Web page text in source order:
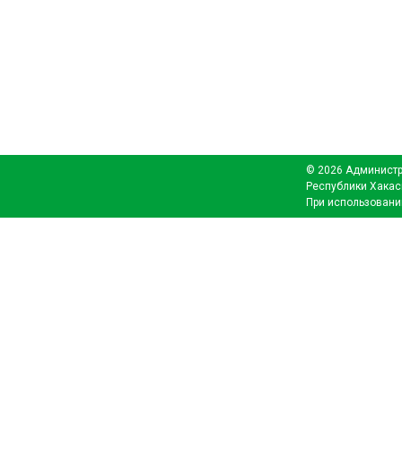
© 2026
Республики
При